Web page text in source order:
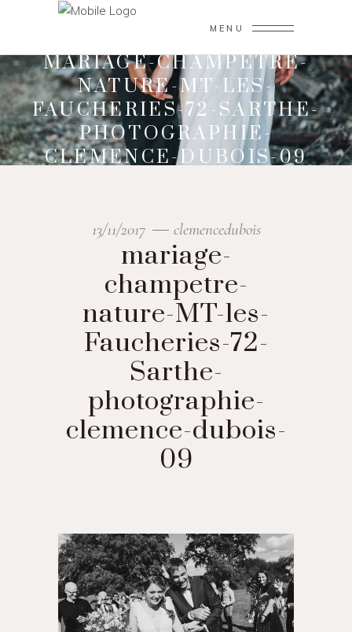
MENU
MARIAGE-CHAMPETRE-
NATURE-MT-LES-
FAUCHERIES-72-SARTHE-
PHOTOGRAPHIE-
CLEMENCE-DUBOIS-09
13/11/2017 clemencedubois
mariage-
champetre-
nature-MT-les-
Faucheries-72-
Sarthe-
photographie-
clemence-dubois-
09